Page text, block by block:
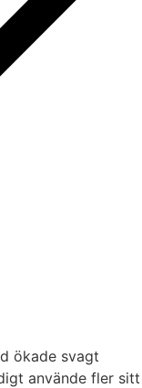
ökade svagt
använde fler sitt